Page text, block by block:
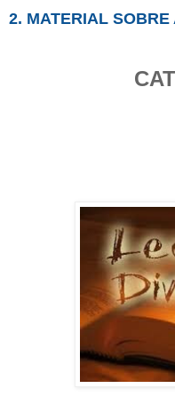
2. MATERIAL